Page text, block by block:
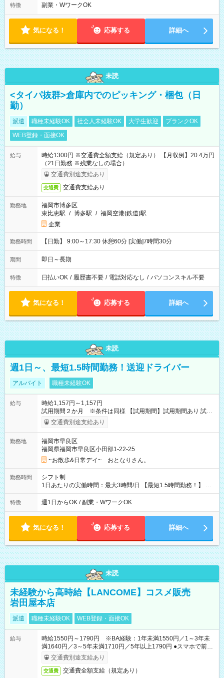
特徴 副業・WワークOK
気になる！ 応募する 詳細へ
未読
<タイパ抜群>倉庫内でのピッキング・梱包（日
勤）
派遣 職種未経験OK 社会人未経験OK 大学生歓迎
ブランクOK
WEB登録・面接OK
給与
時給1300円 ※交通費全額支給（規定あり） 【月収例】20.4万円
（21日勤務 ※残業なしの場合）
交通費別途支給あり
交通費 交通費支給あり
勤務地
福岡市博多区
東比恵駅 / 博多駅 / 福岡空港(鉄道)駅
企業
勤務時間 【日勤】 9:00～17:30 休憩60分 [実働]7時間30分
期間 即日～長期
特徴 日払いOK / 履歴書不要 / 電話対応なし / パソコンスキル不要
気になる！ 応募する 詳細へ
未読
週1日～、最短1.5時間勤務！送迎ドライバー
アルバイト 職種未経験OK
給与
時給1,157円～1,157円
試用期間２か月 ※条件は同様 【試用期間】試用期間あり 試用
期間の長さ：2ヶ月 雇用形態、給与は本採用時と同じです。
交通費別途支給あり
勤務地
福岡市早良区
福岡県福岡市早良区小田部1-22-25
~お散歩&日常デイ~ おとなりさん。
勤務時間
シフト制
1日あたりの実働時間：最大3時間/日 【最短1.5時間勤務！】 基
本的に朝8:00～9:30と夕方16:30～18:00 週1日、土日のみな
ど、午前午後どちらかの勤務も可能です。
特徴 週1日からOK / 副業・WワークOK
気になる！ 応募する 詳細へ
未読
未経験から高時給【LANCOME】コスメ販売
岩田屋本店
派遣 職種未経験OK WEB登録・面接OK
給与
時給1550円～1790円 ※BA経験：1年未満1550円／1～3年未
満1640円／3～5年未満1710円／5年以上1790円 ●スマホで前払
いOK（※上限、条件あり）
交通費別途支給あり
交通費 交通費全額支給（規定あり）